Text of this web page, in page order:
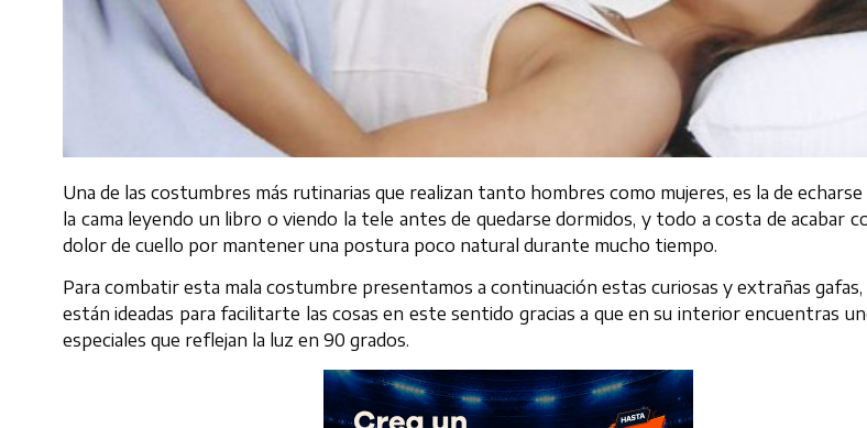
Una de las costumbres más rutinarias que realizan tanto hombres como mujeres, es la de
la cama leyendo un libro o viendo la tele antes de quedarse dormidos, y todo a costa de acabar
dolor de cuello por mantener una postura poco natural durante mucho tiempo.
Para combatir esta mala costumbre presentamos a continuación estas curiosas y extrañas gafas,
están ideadas para facilitarte las cosas en este sentido gracias a que en su interior encuentras
especiales que reflejan la luz en 90 grados.